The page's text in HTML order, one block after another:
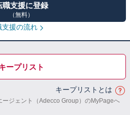
職支援に登録
（無料）
支援の流れ
ープリスト
キープリストとは
ジェント（Adecco Group）のMyPageへ